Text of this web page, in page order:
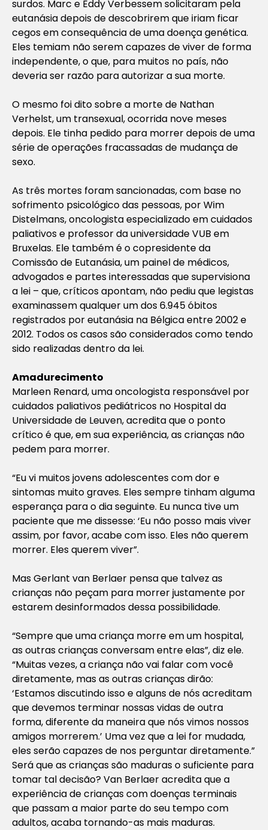
surdos. Marc e Eddy Verbessem solicitaram pela
eutanásia depois de descobrirem que iriam ficar
cegos em consequência de uma doença genética.
Eles temiam não serem capazes de viver de forma
independente, o que, para muitos no país, não
deveria ser razão para autorizar a sua morte.
O mesmo foi dito sobre a morte de Nathan
Verhelst, um transexual, ocorrida nove meses
depois. Ele tinha pedido para morrer depois de uma
série de operações fracassadas de mudança de
sexo.
As três mortes foram sancionadas, com base no
sofrimento psicológico das pessoas, por Wim
Distelmans, oncologista especializado em cuidados
paliativos e professor da universidade VUB em
Bruxelas. Ele também é o copresidente da
Comissão de Eutanásia, um painel de médicos,
advogados e partes interessadas que supervisiona
a lei – que, críticos apontam, não pediu que legistas
examinassem qualquer um dos 6.945 óbitos
registrados por eutanásia na Bélgica entre 2002 e
2012. Todos os casos são considerados como tendo
sido realizadas dentro da lei.
Amadurecimento
Marleen Renard, uma oncologista responsável por
cuidados paliativos pediátricos no Hospital da
Universidade de Leuven, acredita que o ponto
crítico é que, em sua experiência, as crianças não
pedem para morrer.
“Eu vi muitos jovens adolescentes com dor e
sintomas muito graves. Eles sempre tinham alguma
esperança para o dia seguinte. Eu nunca tive um
paciente que me dissesse: ‘Eu não posso mais viver
assim, por favor, acabe com isso. Eles não querem
morrer. Eles querem viver”.
Mas Gerlant van Berlaer pensa que talvez as
crianças não peçam para morrer justamente por
estarem desinformados dessa possibilidade.
“Sempre que uma criança morre em um hospital,
as outras crianças conversam entre elas”, diz ele.
“Muitas vezes, a criança não vai falar com você
diretamente, mas as outras crianças dirão:
‘Estamos discutindo isso e alguns de nós acreditam
que devemos terminar nossas vidas de outra
forma, diferente da maneira que nós vimos nossos
amigos morrerem.’ Uma vez que a lei for mudada,
eles serão capazes de nos perguntar diretamente.”
Será que as crianças são maduras o suficiente para
tomar tal decisão? Van Berlaer acredita que a
experiência de crianças com doenças terminais
que passam a maior parte do seu tempo com
adultos, acaba tornando-as mais maduras.